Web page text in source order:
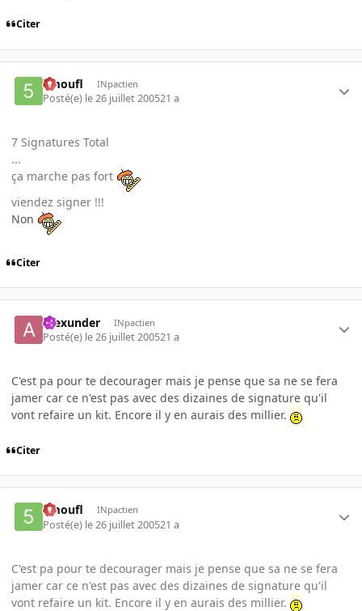
Citer
5moufl INpactien
Posté(e) le 26 juillet 200521 a
7 Signatures Total
...
ça marche pas fort
viendez signer !!!
Non
Citer
Alexunder INpactien
Posté(e) le 26 juillet 200521 a
C'est pa pour te decourager mais je pense que sa ne se fera
jamer car ce n'est pas avec des dizaines de signature qu'il
vont refaire un kit. Encore il y en aurais des millier.
Citer
5moufl INpactien
Posté(e) le 26 juillet 200521 a
C'est pa pour te decourager mais je pense que sa ne se fera
jamer car ce n'est pas avec des dizaines de signature qu'il
vont refaire un kit. Encore il y en aurais des millier.